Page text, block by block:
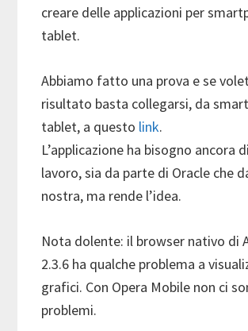
creare delle applicazioni per
tablet.
Abbiamo fatto una prova e se
risultato basta collegarsi, da
tablet, a questo link.
L’applicazione ha bisogno ancora
lavoro, sia da parte di Oracle che
nostra, ma rende l’idea.
Nota dolente: il browser nativo di
2.3.6 ha qualche problema a
grafici. Con Opera Mobile non ci
problemi.